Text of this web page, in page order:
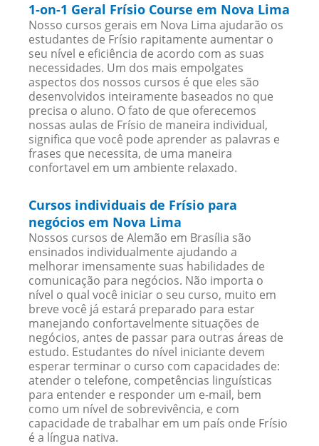
1-on-1 Geral Frísio Course em Nova Lima
Nosso cursos gerais em Nova Lima ajudarão os
estudantes de Frísio rapitamente aumentar o
seu nível e eficiência de acordo com as suas
necessidades. Um dos mais empolgates
aspectos dos nossos cursos é que eles são
desenvolvidos inteiramente baseados no que
precisa o aluno. O fato de que oferecemos
nossas aulas de Frísio de maneira individual,
significa que você pode aprender as palavras e
frases que necessita, de uma maneira
confortavel em um ambiente relaxado.
Cursos individuais de Frísio para
negócios em Nova Lima
Nossos cursos de Alemão em Brasília são
ensinados individualmente ajudando a
melhorar imensamente suas habilidades de
comunicação para negócios. Não importa o
nível o qual você iniciar o seu curso, muito em
breve você já estará preparado para estar
manejando confortavelmente situações de
negócios, antes de passar para outras áreas de
estudo. Estudantes do nível iniciante devem
esperar terminar o curso com capacidades de:
atender o telefone, competências linguísticas
para entender e responder um e-mail, bem
como um nível de sobrevivência, e com
capacidade de trabalhar em um país onde Frísio
é a língua nativa.